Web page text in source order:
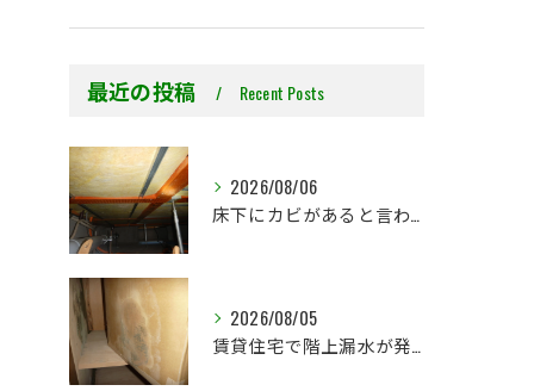
最近の投稿 Recent Posts
2026/08/06
床下にカビがあると言われた…本当に全部防カビ工事が必要ですか？
2026/08/05
賃貸住宅で階上漏水が発生したら、防カビ工事までが初期対応です